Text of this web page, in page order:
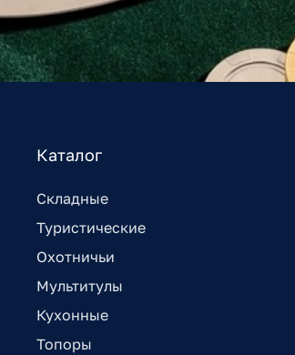
Каталог
Складные
Туристические
Охотничьи
Мультитулы
Кухонные
Топоры